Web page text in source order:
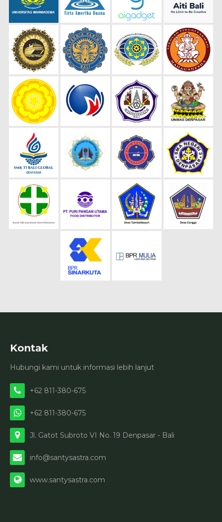
Kontak
Hubungi kami untuk informasi lebih lanjut
+62 811-380-675
+62 811-380-675
Jl. Gatot Subroto VI No. 19 Denpasar - Bali
info@santysastra.com
www.santysastra.com